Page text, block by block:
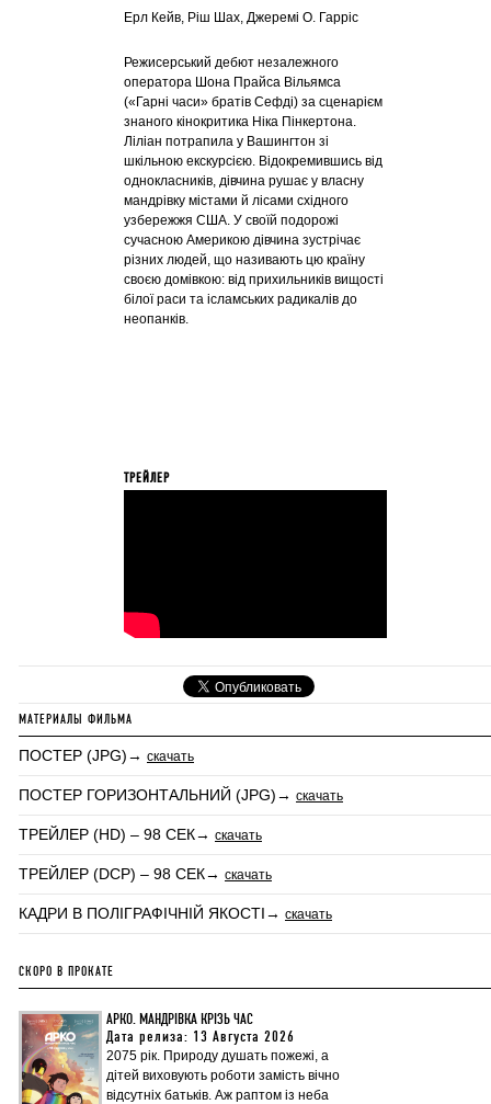
Ерл Кейв, Ріш Шах, Джеремі О. Гарріс
Режисерський дебют незалежного
оператора Шона Прайса Вільямса
(«Гарні часи» братів Сефді) за сценарієм
знаного кінокритика Ніка Пінкертона.
Ліліан потрапила у Вашингтон зі
шкільною екскурсією. Відокремившись від
однокласників, дівчина рушає у власну
мандрівку містами й лісами східного
узбережжя США. У своїй подорожі
сучасною Америкою дівчина зустрічає
різних людей, що називають цю країну
своєю домівкою: від прихильників вищості
білої раси та ісламських радикалів до
неопанків.
ТРЕЙЛЕР
МАТЕРИАЛЫ ФИЛЬМА
ПОСТЕР (JPG)→ скачать
ПОСТЕР ГОРИЗОНТАЛЬНИЙ (JPG)→ скачать
ТРЕЙЛЕР (HD) – 98 СЕК→ скачать
ТРЕЙЛЕР (DCP) – 98 СЕК→ скачать
КАДРИ В ПОЛІГРАФІЧНІЙ ЯКОСТІ→ скачать
СКОРО В ПРОКАТЕ
АРКО. МАНДРІВКА КРІЗЬ ЧАС
Дата релиза: 13 Августа 2026
2075 рік. Природу душать пожежі, а
дітей виховують роботи замість вічно
відсутніх батьків. Аж раптом із неба